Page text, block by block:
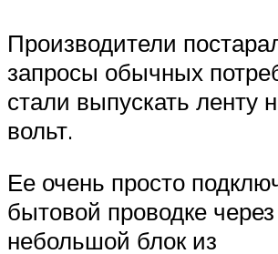
Производители
запросы обычных
стали выпускать ленту
вольт.
Ее очень просто
бытовой проводке через
небольшой блок из